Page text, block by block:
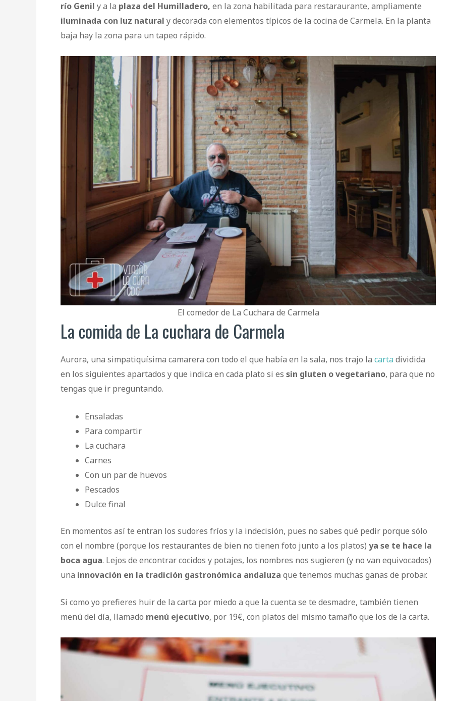
río Genil y a la plaza del Humilladero, en la zona habilitada para restaraurante, ampliamente
iluminada con luz natural y decorada con elementos típicos de la cocina de Carmela. En la planta
baja hay la zona para un tapeo rápido.
El comedor de La Cuchara de Carmela
La comida de La cuchara de Carmela
Aurora, una simpatiquísima camarera con todo el que había en la sala, nos trajo la carta dividida
en los siguientes apartados y que indica en cada plato si es sin gluten o vegetariano, para que no
tengas que ir preguntando.
Ensaladas
Para compartir
La cuchara
Carnes
Con un par de huevos
Pescados
Dulce final
En momentos así te entran los sudores fríos y la indecisión, pues no sabes qué pedir porque sólo
con el nombre (porque los restaurantes de bien no tienen foto junto a los platos) ya se te hace la
boca agua. Lejos de encontrar cocidos y potajes, los nombres nos sugieren (y no van equivocados)
una innovación en la tradición gastronómica andaluza que tenemos muchas ganas de probar.
Si como yo prefieres huir de la carta por miedo a que la cuenta se te desmadre, también tienen
menú del día, llamado menú ejecutivo, por 19€, con platos del mismo tamaño que los de la carta.